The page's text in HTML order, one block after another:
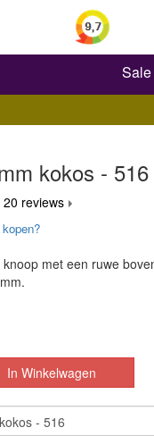
Zoeken
Sale
kokos - 516
reviews
met een ruwe